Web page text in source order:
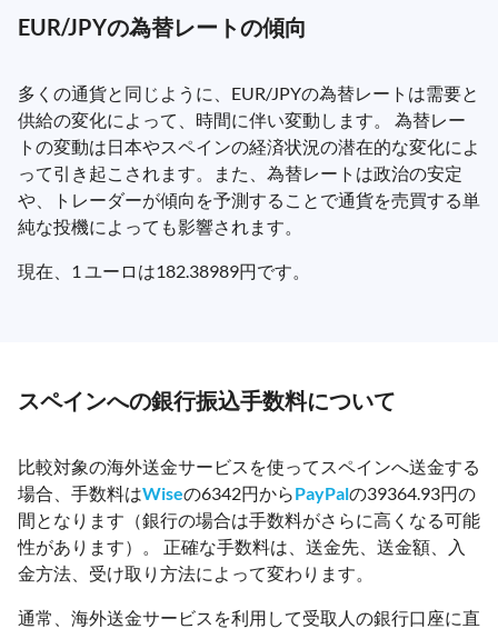
EUR/JPYの為替レートの傾向
多くの通貨と同じように、EUR/JPYの為替レートは需要と
供給の変化によって、時間に伴い変動します。 為替レー
トの変動は日本やスペインの経済状況の潜在的な変化によ
って引き起こされます。また、為替レートは政治の安定
や、トレーダーが傾向を予測することで通貨を売買する単
純な投機によっても影響されます。
現在、1 ユーロは182.38989円です。
スペインへの銀行振込手数料について
比較対象の海外送金サービスを使ってスペインへ送金する
場合、手数料はWiseの6342円からPayPalの39364.93円の
間となります（銀行の場合は手数料がさらに高くなる可能
性があります）。 正確な手数料は、送金先、送金額、入
金方法、受け取り方法によって変わります。
通常、海外送金サービスを利用して受取人の銀行口座に直